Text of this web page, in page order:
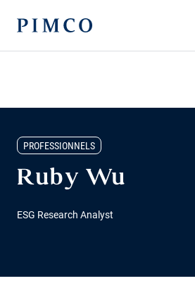
PROFESSIONNELS
Ruby Wu
ESG Research Analyst